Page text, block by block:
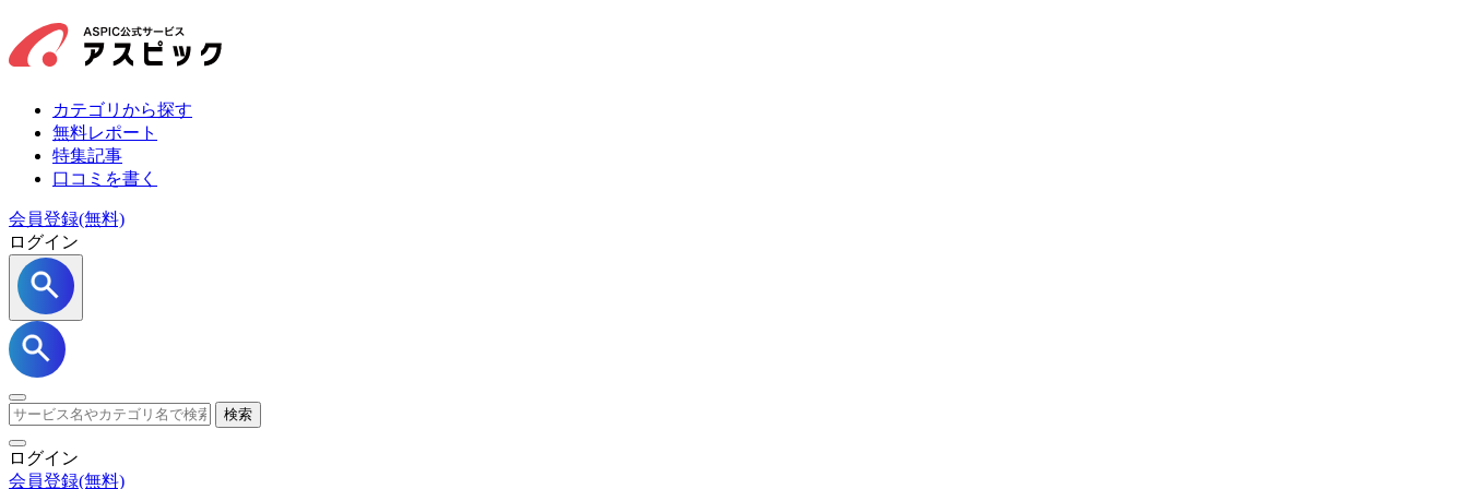
カテゴリから探す
無料レポート
特集記事
口コミを書く
会員登録(無料)
ログイン
検索
ログイン
会員登録(無料)